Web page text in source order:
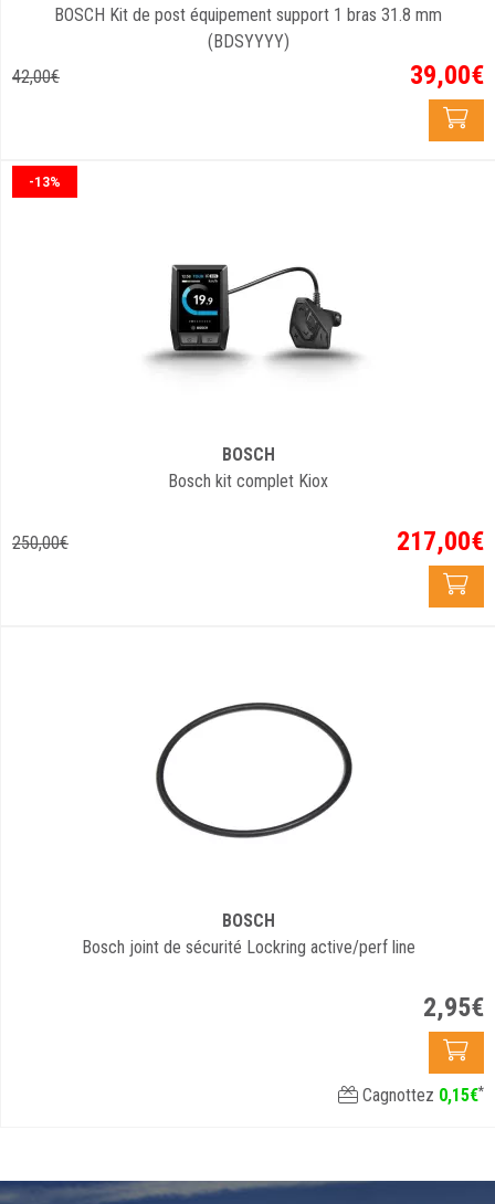
BOSCH Kit de post équipement support 1 bras 31.8 mm
(BDSYYYY)
42,00€ 39,00€
-13%
BOSCH
Bosch kit complet Kiox
250,00€ 217,00€
BOSCH
Bosch joint de sécurité Lockring active/perf line
2,95€
Cagnottez 0,15€*